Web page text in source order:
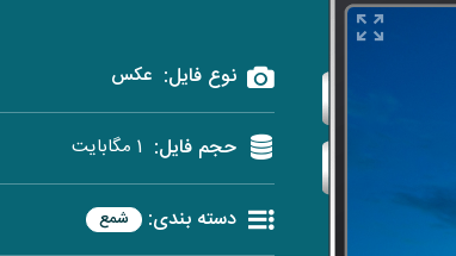
نوع فایل: عکس
حجم فایل: 1 مگابایت
دسته بندی: شمع